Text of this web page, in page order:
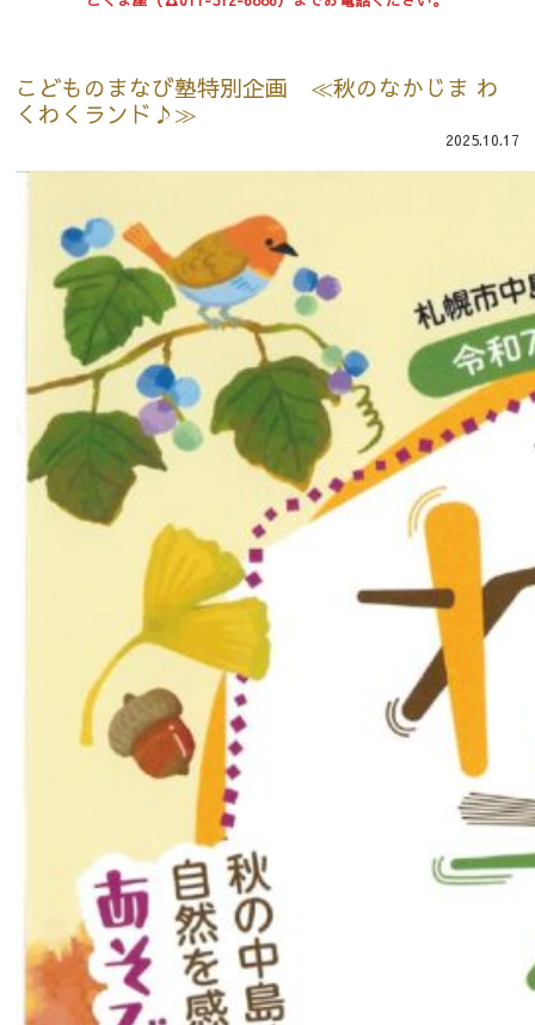
こどものまなび塾特別企画 ≪秋のなかじま わ
くわくランド♪≫
2025.10.17